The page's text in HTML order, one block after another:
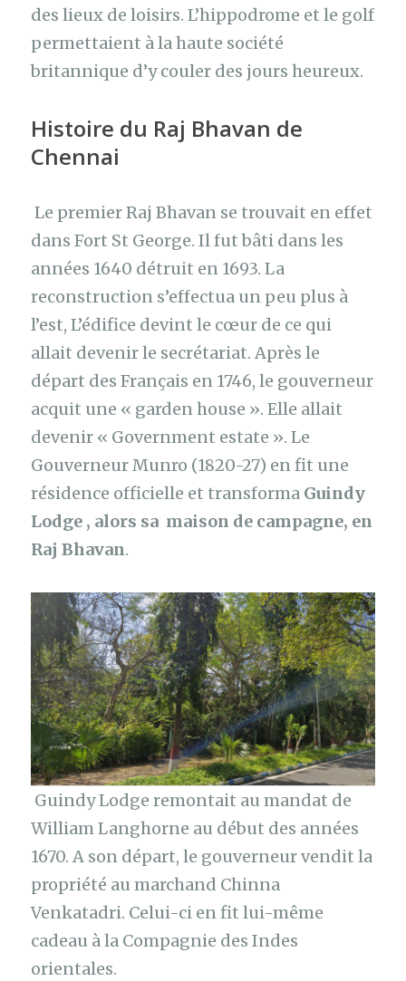
des lieux de loisirs. L’hippodrome et le golf
permettaient à la haute société
britannique d’y couler des jours heureux.
Histoire du Raj Bhavan de
Chennai
Le premier Raj Bhavan se trouvait en effet
dans Fort St George. Il fut bâti dans les
années 1640 détruit en 1693. La
reconstruction s’effectua un peu plus à
l’est, L’édifice devint le cœur de ce qui
allait devenir le secrétariat. Après le
départ des Français en 1746, le gouverneur
acquit une « garden house ». Elle allait
devenir « Government estate ». Le
Gouverneur Munro (1820-27) en fit une
résidence officielle et transforma Guindy
Lodge , alors sa maison de campagne, en
Raj Bhavan.
Guindy Lodge remontait au mandat de
William Langhorne au début des années
1670. A son départ, le gouverneur vendit la
propriété au marchand Chinna
Venkatadri. Celui-ci en fit lui-même
cadeau à la Compagnie des Indes
orientales.